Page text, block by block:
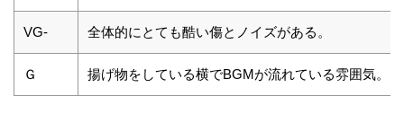
VG- 全体的にとても酷い傷とノイズがある。
Ｇ 揚げ物をしている横でBGMが流れている雰囲気。